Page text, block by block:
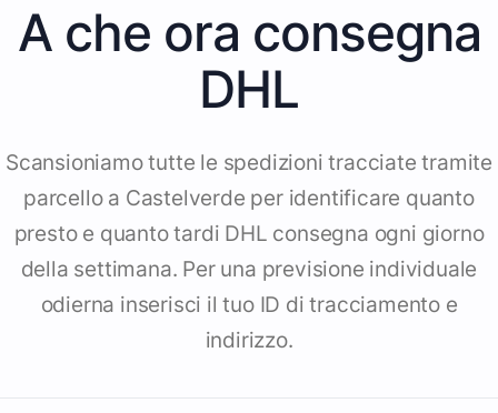
A che ora consegna
DHL
Scansioniamo tutte le spedizioni tracciate tramite
parcello a Castelverde per identificare quanto
presto e quanto tardi DHL consegna ogni giorno
della settimana. Per una previsione individuale
odierna inserisci il tuo ID di tracciamento e
indirizzo.